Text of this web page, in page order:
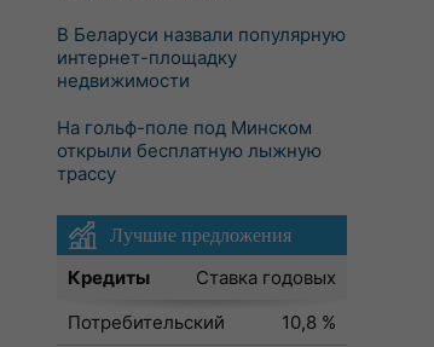
В Беларуси назвали популярную
интернет-площадку
недвижимости
На гольф-поле под Минском
открыли бесплатную лыжную
трассу
Лучшие предложения
Кредиты
Ставка годовых
Потребительский
10,8 %